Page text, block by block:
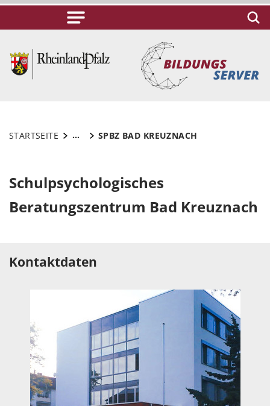
STARTSEITE ... SPBZ BAD KREUZNACH
Schulpsychologisches
Beratungszentrum Bad Kreuznach
Kontaktdaten